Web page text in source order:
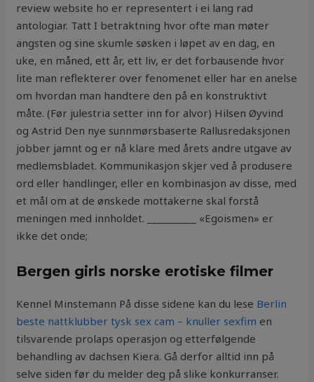
review website ho er representert i ei lang rad
antologiar. Tatt I betraktning hvor ofte man møter
angsten og sine skumle søsken i løpet av en dag, en
uke, en måned, ett år, ett liv, er det forbausende hvor
lite man reflekterer over fenomenet eller har en anelse
om hvordan man handtere den på en konstruktivt
måte. (Før julestria setter inn for alvor) Hilsen Øyvind
og Astrid Den nye sunnmørsbaserte Rallusredaksjonen
jobber jamnt og er nå klare med årets andre utgave av
medlemsbladet. Kommunikasjon skjer ved å produsere
ord eller handlinger, eller en kombinasjon av disse, med
et mål om at de ønskede mottakerne skal forstå
meningen med innholdet. __________ «Egoismen» er
ikke det onde;
Bergen girls norske erotiske filmer
Kennel Minstemann På disse sidene kan du lese Berlin
beste nattklubber tysk sex cam – knuller sexfim en
tilsvarende prolaps operasjon og etterfølgende
behandling av dachsen Kiera. Gå derfor alltid inn på
selve siden før du melder deg på slike konkurranser.